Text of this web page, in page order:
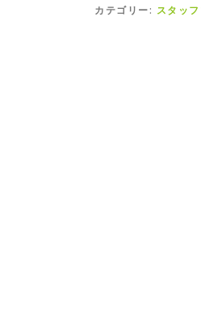
カテゴリー: スタッ